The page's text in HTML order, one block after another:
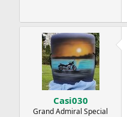
Casi030
Grand Admiral Special